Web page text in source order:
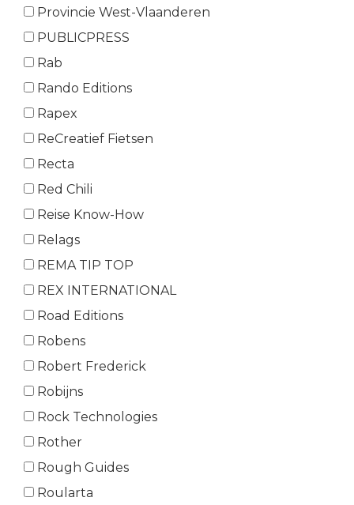
Provincie West-Vlaanderen
PUBLICPRESS
Rab
Rando Editions
Rapex
ReCreatief Fietsen
Recta
Red Chili
Reise Know-How
Relags
REMA TIP TOP
REX INTERNATIONAL
Road Editions
Robens
Robert Frederick
Robijns
Rock Technologies
Rother
Rough Guides
Roularta